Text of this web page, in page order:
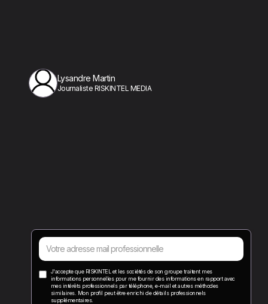
Lysandre Martin
Journaliste RISKINTEL MEDIA
J'accepte que RISKINTEL et les sociétés de son groupe traitent mes
informations personnelles pour me fournir des informations en rapport avec
mes intérêts professionnels par téléphone, e-mail et autres méthodes
similaires. Mon profil peut être enrichi de détails professionnels
supplémentaires.